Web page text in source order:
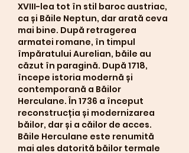
XVIII-lea tot în stil baroc austriac,
ca și Băile Neptun, dar arată ceva
mai bine. După retragerea
armatei romane, în timpul
împăratului Aurelian, băile au
căzut în paragină. După 1718,
începe istoria modernă și
contemporană a Băilor
Herculane. În 1736 a început
reconstrucția și modernizarea
băilor, dar și a căilor de acces.
Băile Herculane este renumită
mai ales datorită băilor termale